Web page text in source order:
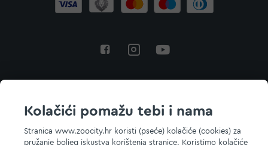
Kolačići pomažu tebi i nama
Stranica www.zoocity.hr koristi (pseće) kolačiće (cookies) za
pružanje boljeg iskustva korištenja stranice. Koristimo kolačiće